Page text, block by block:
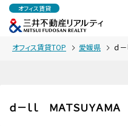
オフィス賃貸
オフィス賃貸TOP 愛媛県 ｄ
ｄ－ｌｌ ＭＡＴＳＵＹＡＭＡ